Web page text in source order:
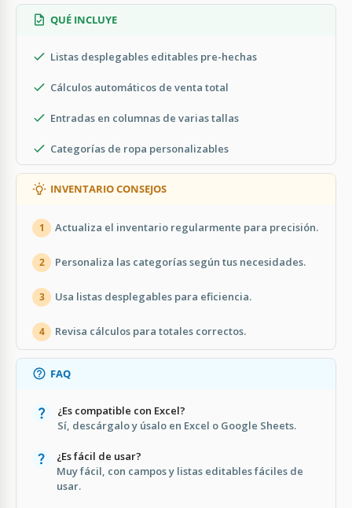
QUÉ INCLUYE
Listas desplegables editables pre-hechas
Cálculos automáticos de venta total
Entradas en columnas de varias tallas
Categorías de ropa personalizables
INVENTARIO CONSEJOS
1 Actualiza el inventario regularmente para precisión.
2 Personaliza las categorías según tus necesidades.
3 Usa listas desplegables para eficiencia.
4 Revisa cálculos para totales correctos.
FAQ
¿Es compatible con Excel?
Sí, descárgalo y úsalo en Excel o Google Sheets.
¿Es fácil de usar?
Muy fácil, con campos y listas editables fáciles de
usar.